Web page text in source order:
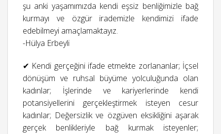
şu anki yaşamımızda kendi eşsiz benliğimizle bağ
kurmayı ve özgür irademizle kendimizi ifade
edebilmeyi amaçlamaktayız.
-Hülya Erbeyli
✔ Kendi gerçeğini ifade etmekte zorlananlar; İçsel
dönüşüm ve ruhsal büyüme yolculuğunda olan
kadınlar; İşlerinde ve kariyerlerinde kendi
potansiyellerini gerçekleştirmek isteyen cesur
kadınlar; Değersizlik ve özgüven eksikliğini aşarak
gerçek benlikleriyle bağ kurmak isteyenler;